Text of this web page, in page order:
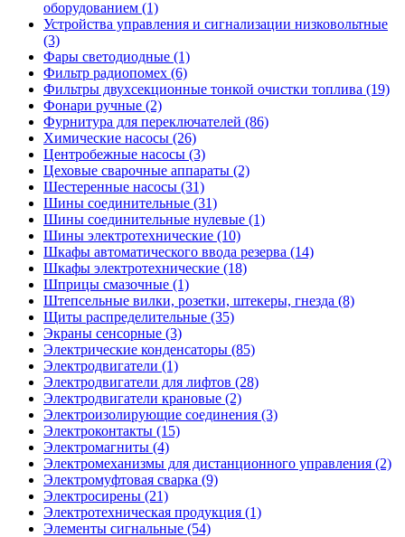
оборудованием (1)
Устройства управления и сигнализации низковольтные
(3)
Фары светодиодные (1)
Фильтр радиопомех (6)
Фильтры двухсекционные тонкой очистки топлива (19)
Фонари ручные (2)
Фурнитура для переключателей (86)
Химические насосы (26)
Центробежные насосы (3)
Цеховые сварочные аппараты (2)
Шестеренные насосы (31)
Шины соединительные (31)
Шины соединительные нулевые (1)
Шины электротехнические (10)
Шкафы автоматического ввода резерва (14)
Шкафы электротехнические (18)
Шприцы смазочные (1)
Штепсельные вилки, розетки, штекеры, гнезда (8)
Щиты распределительные (35)
Экраны сенсорные (3)
Электрические конденсаторы (85)
Электродвигатели (1)
Электродвигатели для лифтов (28)
Электродвигатели крановые (2)
Электроизолирующие соединения (3)
Электроконтакты (15)
Электромагниты (4)
Электромеханизмы для дистанционного управления (2)
Электромуфтовая сварка (9)
Электросирены (21)
Электротехническая продукция (1)
Элементы сигнальные (54)